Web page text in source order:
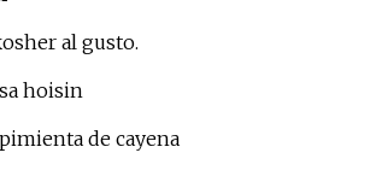
al gusto.
hoisin
de cayena